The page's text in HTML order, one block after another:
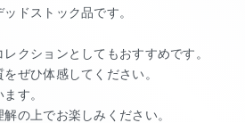
ドストック品です。
クションとしてもおすすめです。
ぜひ体感してください。
す。
の上でお楽しみください。